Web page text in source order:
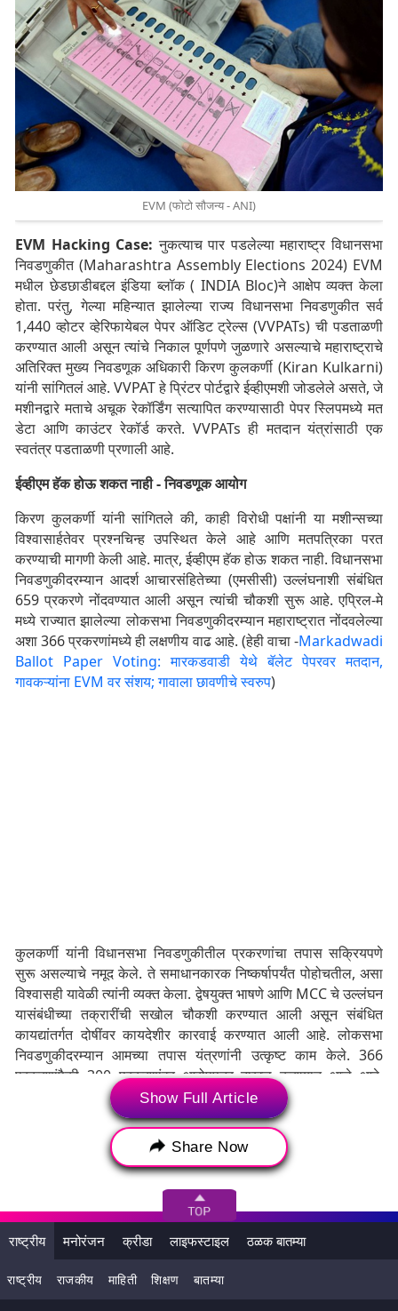
EVM (फोटो सौजन्य - ANI)
EVM Hacking Case: नुकत्याच पार पडलेल्या महाराष्ट्र विधानसभा
निवडणुकीत (Maharashtra Assembly Elections 2024) EVM
मधील छेडछाडीबद्दल इंडिया ब्लॉक ( INDIA Bloc)ने आक्षेप व्यक्त केला
होता. परंतु, गेल्या महिन्यात झालेल्या राज्य विधानसभा निवडणुकीत सर्व
1,440 व्होटर व्हेरिफायेबल पेपर ऑडिट ट्रेल्स (VVPATs) ची पडताळणी
करण्यात आली असून त्यांचे निकाल पूर्णपणे जुळणारे असल्याचे महाराष्ट्राचे
अतिरिक्त मुख्य निवडणूक अधिकारी किरण कुलकर्णी (Kiran Kulkarni)
यांनी सांगितलं आहे. VVPAT हे प्रिंटर पोर्टद्वारे ईव्हीएमशी जोडलेले असते, जे
मशीनद्वारे मताचे अचूक रेकॉर्डिंग सत्यापित करण्यासाठी पेपर स्लिपमध्ये मत
डेटा आणि काउंटर रेकॉर्ड करते. VVPATs ही मतदान यंत्रांसाठी एक
स्वतंत्र पडताळणी प्रणाली आहे.
ईव्हीएम हॅक होऊ शकत नाही - निवडणूक आयोग
किरण कुलकर्णी यांनी सांगितले की, काही विरोधी पक्षांनी या मशीन्सच्या
विश्वासार्हतेवर प्रश्नचिन्ह उपस्थित केले आहे आणि मतपत्रिका परत
करण्याची मागणी केली आहे. मात्र, ईव्हीएम हॅक होऊ शकत नाही. विधानसभा
निवडणुकीदरम्यान आदर्श आचारसंहितेच्या (एमसीसी) उल्लंघनाशी संबंधित
659 प्रकरणे नोंदवण्यात आली असून त्यांची चौकशी सुरू आहे. एप्रिल-मे
मध्ये राज्यात झालेल्या लोकसभा निवडणुकीदरम्यान महाराष्ट्रात नोंदवलेल्या
अशा 366 प्रकरणांमध्ये ही लक्षणीय वाढ आहे. (हेही वाचा -Markadwadi
Ballot Paper Voting: मारकडवाडी येथे बॅलेट पेपरवर मतदान,
गावकऱ्यांना EVM वर संशय; गावाला छावणीचे स्वरुप)
कुलकर्णी यांनी विधानसभा निवडणुकीतील प्रकरणांचा तपास सक्रियपणे
सुरू असल्याचे नमूद केले. ते समाधानकारक निष्कर्षापर्यंत पोहोचतील, असा
विश्वासही यावेळी त्यांनी व्यक्त केला. द्वेषयुक्त भाषणे आणि MCC चे उल्लंघन
यासंबंधीच्या तक्रारींची सखोल चौकशी करण्यात आली असून संबंधित
कायद्यांतर्गत दोषींवर कायदेशीर कारवाई करण्यात आली आहे. लोकसभा
निवडणुकीदरम्यान आमच्या तपास यंत्रणांनी उत्कृष्ट काम केले. 366
प्रकरणांपैकी 300 प्रकरणांवर आरोपपत्र दाखल करण्यात आले आहे.
त्याचप्रमाणे, विधानसभा निवडणुकीतील 659 प्रकरणे, सर्व तपासांचा
पाठपुरावा केला जात असल्याचंही निवडणूक अधिकाऱ्यांनी सांगितलं. (हेही
EVM Hacking Case: महाराष्ट्रात ईव्हीएम हॅकिंग प्रकरणी
आधारित व्यक्तीविरुद्ध एफआयआर; मुंबई पोलिसांची कारवाई
दरम्यान, कुलकर्णी यांनी पुढे बोलताना सांगितलं की, ही मशिन्स कोणतीही
बाह्य कनेक्टिव्हिटी नसलेली स्वतंत्र उपकरणे आहेत, ज्यामुळे हॅकिंग अशक्य
होते. ईव्हीएममधील चिप एकवेळ प्रोग्राम करण्यायोग्य आहे, हे सुनिश्चित
करते की कोणतेही बदल केले जाऊ शकत नाहीत. कठोर सुरक्षा आणि
प्रशासकीय प्रोटोकॉल कोणत्याही छेडछाडीला प्रतिबंध करतात.
Show Full Article
Share Now
राष्ट्रीय मनोरंजन क्रीडा लाइफस्टाइल ठळक बातम्या
राष्ट्रीय राजकीय माहिती शिक्षण बातम्या